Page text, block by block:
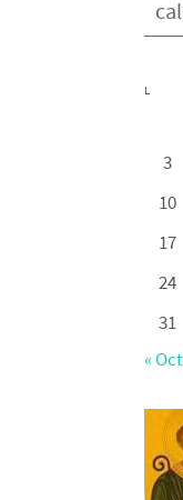
L
3
10
17
24
31
« Oct